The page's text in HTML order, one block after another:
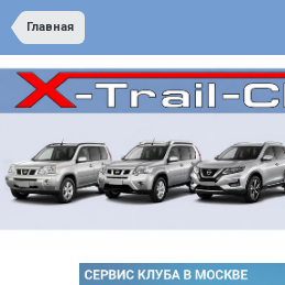
Главная